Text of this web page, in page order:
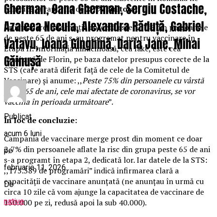
conduce la raportul de 2,7% din total.
Prin urmare, informația corectă este: 2,7% din persoanele
de peste 65 de ani s-au programat pentru vaccinare în
Etapa II. Informația minicinoasă, cea fake, este cea
furnizată de Florin, pe baza datelor presupus corecte de la
STS (care arată diferit față de cele de la Comitetul de
Vaccinare) și anume: ,,Peste 75% din persoanele cu vârstă
peste 65 de ani, cele mai afectate de coronavirus, se vor
vaccina în perioada următoare”.
În loc de concluzie:
Campania de vaccinare merge prost din moment ce doar
2,7% din persoanele aflate la risc din grupa peste 65 de ani
s-a programt în etapa 2, dedicată lor. Iar datele de la STS:
,,175.389 de programări” indică infirmarea clară a
capacității de vaccinare anunțată (ne anunțau în urmă cu
circa 10 zile că vom ajunge la capacitatea de vaccinare de
150.000 pe zi, redusă apoi la sub 40.000).
Gherman, Oana Gherman, Sergiu Costache,
Azaleea Necula, Alexandra Răduță, Gabriel
Vatavu, Ioana Ginghină, Daria Jane, Mihai
Găinușă
Publicat
acum 6 luni
pe
februarie 11, 2026
De
native